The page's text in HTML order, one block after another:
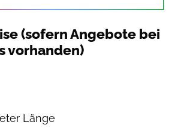
(sofern Angebote bei
vorhanden)
Länge